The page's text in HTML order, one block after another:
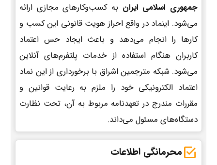
جمهوری اسلامی ایران به کسب‌وکارهای مجازی ارائه
می‌شود. اینماد در واقع احراز هویت قانونی این کسب و
کارها را انجام می‌دهد و باعث ایجاد حس اعتماد
کاربران هنگام استفاده از خدمات پلتفرم‌های آنلاین
می‌شود. شبکه مترجمین اشراق با برخورداری از این نماد
اعتماد الکترونیکی خود را ملزم به رعایت قوانین و
مقررات مندرج در تعهدنامه مربوط به آن، تحت نظارت
دستگاه‌های مسئول می‌داند.
محرمانگی اطلاعات